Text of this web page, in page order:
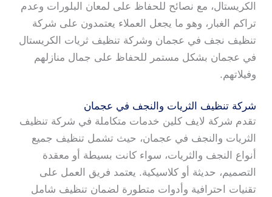
الكريستال، مع نصائح للحفاظ على لمعان البلورات وعدم
تراكم الغبار، وهو ما يجعل العملاء يعتمدون على شركة
تنظيف نجف في عجمان وشركة تنظيف ثريات الكريستال
في عجمان بشكل مستمر للحفاظ على جمال منازلهم
وفيلاتهم.
شركة تنظيف الثريات والنجف في عجمان
تقدم شركة لايف كلين خدمات متكاملة في شركة تنظيف
الثريات والنجف في عجمان، حيث تشمل تنظيف جميع
أنواع النجف والثريات، سواء كانت بسيطة أو معقدة
التصميم، حديثة أو كلاسيكية. يعتمد فريق العمل على
تقنيات احترافية وأدوات متطورة لضمان تنظيف شامل